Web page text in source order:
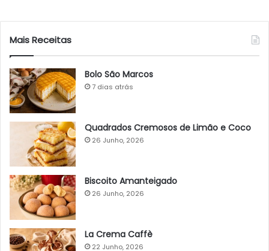
Mais Receitas
Bolo São Marcos
7 dias atrás
Quadrados Cremosos de Limão e Coco
26 Junho, 2026
Biscoito Amanteigado
26 Junho, 2026
La Crema Caffè
22 Junho, 2026